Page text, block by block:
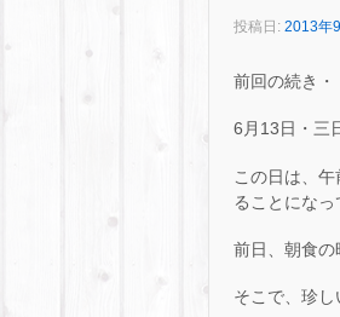
投稿日: 2013年
前回の続き・
6月13日・三
この日は、
ることになっ
前日、朝食の
そこで、珍